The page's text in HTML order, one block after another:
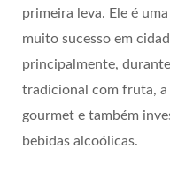
primeira leva. Ele é
muito sucesso em
principalmente,
tradicional com fruta, a
gourmet e também
bebidas alcoólicas.